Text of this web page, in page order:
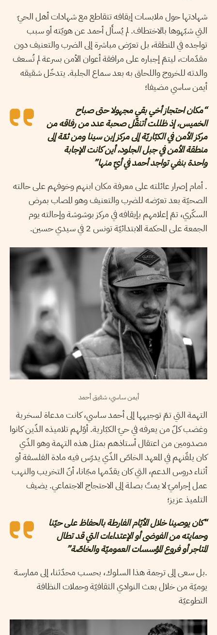
شهادتها حول ملابسات إيقافه تتقاطع مع شهادات أهل الحيّ
التي شبّهوها بالاختطاف. لم يُسأَل أحمد عن هويّته أو سبب
تواجده في المنطقة، بل تعرّض مباشرة إلى الضرب والتعنيف دون
مقدّمات، ليتمّ إجباره على مرافقة أعوان الأمن بسرعة لم تُسعف
والدته للخروج واللحاق به بعد سماع الجلبة. يتدخّل شقيقه
أيمن ساسي مضيفا؛
“مكان احتجاز أخي بقي مجهولا حتى صباح
الخميس، إذ ظللت أتنقّل صحبة عدد من رفاقه من
مركز الأمن في الكبّاريّة إلى مركز إبن سينا ومن ثمّة إلى
منطقة الأمن في جبل الجلود، أين كانت الإجابة
واحدة بنفي تواجد أحمد في أيّ منها”
. أمام إصرار عائلته على معرفة مكان ابنهم وخوفهم على حالته
الصحيّة بعد تعرّضه للضرب والتعنيف وهو المصاب بمرض
السكّري، تمّ إعلامهم بإيقافه في مركز بوشوشة وإحالته يوم
الجمعة على المحكمة الابتدائيّة تونس 2 في سيدي حسين.
أيمن ساسي، شقيق أحمد
التهمة التي تمّ توجيهها إلى أحمد ساسي، كانت مدعاة لسخرية
وغضب كلّ من يعرفه في حيّ الكبّارية. أوّلهم تلاميذه الذّين كانوا
مصدومين من اعتقال أستاذهم بمثل هذه التهمة وهو الذّي
كان يلقّنهم في المعهد الخاصّ الذّي يدرّس فيه مادة الفلسفة أو
أثناء دروس الدعم، التي كان يقدّمها مجّانا، أنّ التخريب والنهب
عمل إجراميّ لا يمتّ بصلة إلى الاحتجاج الاجتماعي. يضيف
التلميذ عزيز؛
“كان يوصينا خلال الأيّام الفارطة بالحفاظ على حيّنا
وحمايته من الفوضى أو الإعتداءات التي قد تطال
المتاجر أو فروع المؤسسات العموميّة والخاصّة”
.بل سعى إلى ترجمة هذا السلوك، بحسب محدّثنا، إلى ممارسة
يوميّة من خلال بعث النوادي الثقافيّة وحملات النظافة
التطوعيّة